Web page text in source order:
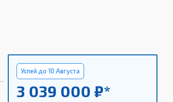
Успей до 10 Августа
3 039 000 ₽*